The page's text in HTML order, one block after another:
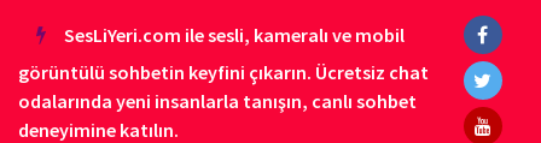
SesLiYeri.com ile sesli, kameralı ve mobil
görüntülü sohbetin keyfini çıkarın. Ücretsiz chat
odalarında yeni insanlarla tanışın, canlı sohbet
deneyimine katılın.